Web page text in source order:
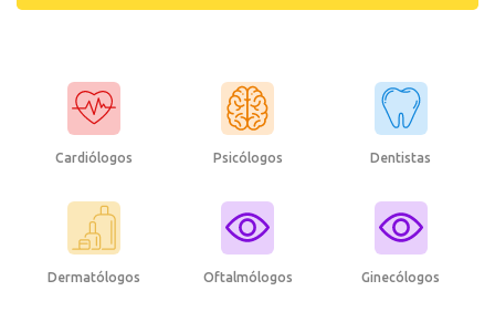
Cardiólogos Psicólogos Dentistas
Dermatólogos Oftalmólogos Ginecólogos